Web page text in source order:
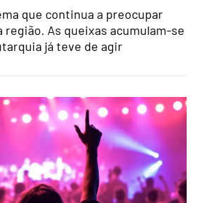
que continua a preocupar
região. As queixas acumulam-se
já teve de agir